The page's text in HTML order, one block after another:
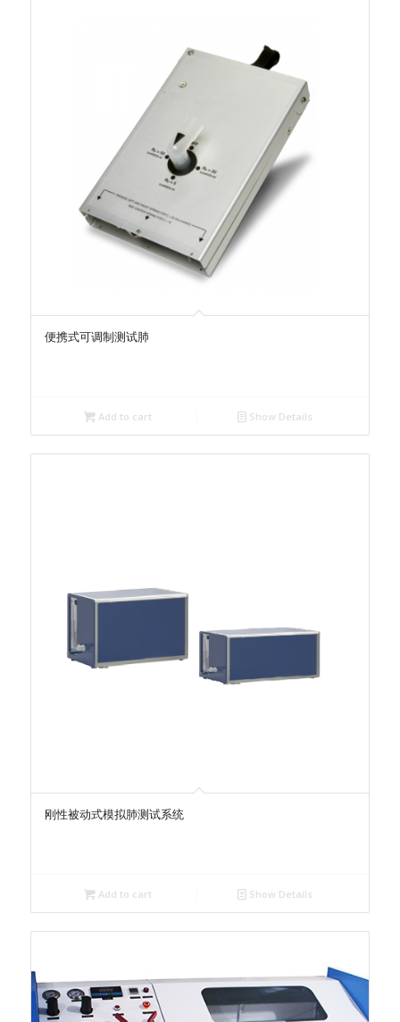
便携式可调制测试肺
Add to cart Show Details
刚性被动式模拟肺测试系统
Add to cart Show Details